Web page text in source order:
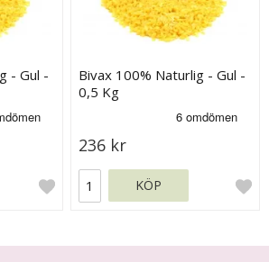
- Gul -
Bivax 100% Naturlig - Gul -
0,5 Kg
236 kr
KÖP